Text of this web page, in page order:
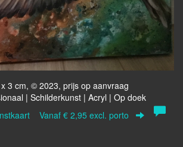
3 cm, © 2023, prijs op aanvraag
| Schilderkunst | Acryl | Op doek
Vanaf € 2,95 excl. porto